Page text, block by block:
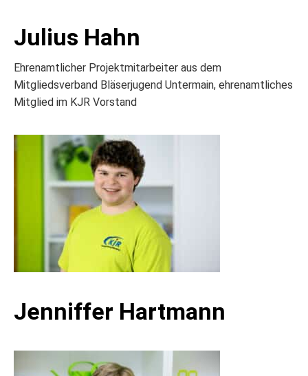
Julius Hahn
Ehrenamtlicher Projektmitarbeiter aus dem
Mitgliedsverband Bläserjugend Untermain, ehrenamtliches
Mitglied im KJR Vorstand
Jenniffer Hartmann